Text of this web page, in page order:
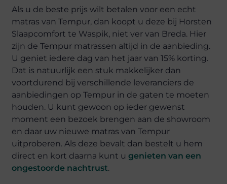
Als u de beste prijs wilt betalen voor een echt
matras van Tempur, dan koopt u deze bij Horsten
Slaapcomfort te Waspik, niet ver van Breda. Hier
zijn de Tempur matrassen altijd in de aanbieding.
U geniet iedere dag van het jaar van 15% korting.
Dat is natuurlijk een stuk makkelijker dan
voortdurend bij verschillende leveranciers de
aanbiedingen op Tempur in de gaten te moeten
houden. U kunt gewoon op ieder gewenst
moment een bezoek brengen aan de showroom
en daar uw nieuwe matras van Tempur
uitproberen. Als deze bevalt dan bestelt u hem
direct en kort daarna kunt ugenieten van een
ongestoorde nachtrust.